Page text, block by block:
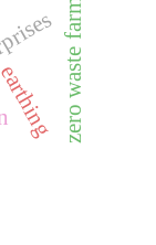
zero waste farming